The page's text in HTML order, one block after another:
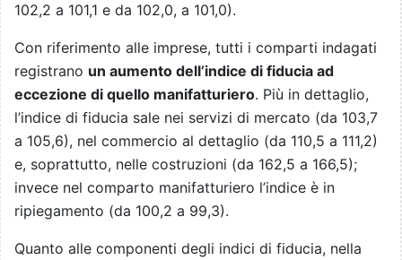
102,2 a 101,1 e da 102,0, a 101,0).
Con riferimento alle imprese, tutti i comparti indagati
registrano un aumento dell’indice di fiducia ad
eccezione di quello manifatturiero. Più in dettaglio,
l’indice di fiducia sale nei servizi di mercato (da 103,7
a 105,6), nel commercio al dettaglio (da 110,5 a 111,2)
e, soprattutto, nelle costruzioni (da 162,5 a 166,5);
invece nel comparto manifatturiero l’indice è in
ripiegamento (da 100,2 a 99,3).
Quanto alle componenti degli indici di fiducia, nella